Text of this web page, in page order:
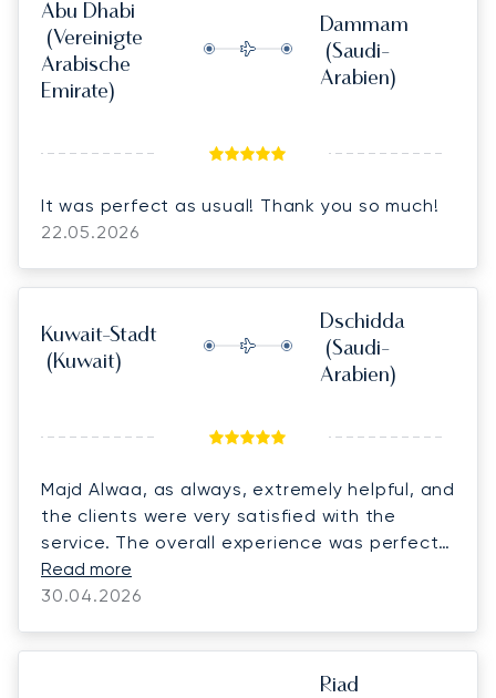
Abu Dhabi
(Vereinigte
Arabische
Emirate)
Dammam
(Saudi-
Arabien)
It was perfect as usual! Thank you so much!
22.05.2026
Kuwait-Stadt
(Kuwait)
Dschidda
(Saudi-
Arabien)
Majd Alwaa, as always, extremely helpful, and
the clients were very satisfied with the
service. The overall experience was perfect.
We look forward to continuing our
cooperation and doing more business
Read more
30.04.2026
Riad